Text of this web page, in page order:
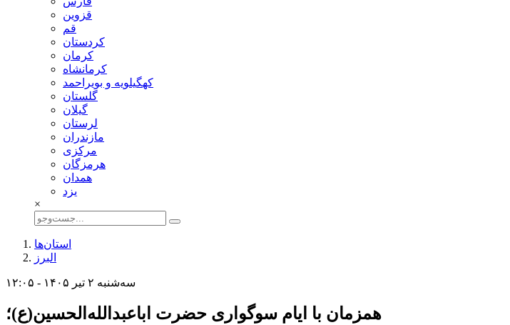
قزوين
قم
كردستان
كرمان
كرمانشاه
كهگيلويه و بويراحمد
گلستان
گيلان
لرستان
مازندران
مركزی
هرمزگان
همدان
يزد
×
استان‌ها
البرز
سه‌شنبه ۲ تیر ۱۴۰۵ - ۱۲:۰۵
همزمان با ایام سوگواری حضرت اباعبدالله‌الحسین(ع)؛